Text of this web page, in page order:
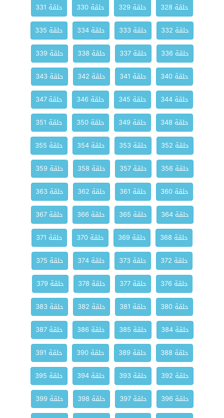
حلقة 328
حلقة 329 حلقة 330
حلقة 331
حلقة 332
حلقة 333 حلقة 334
حلقة 335
حلقة 336
حلقة 337 حلقة 338
حلقة 339
حلقة 340
حلقة 341 حلقة 342
حلقة 343
حلقة 344
حلقة 345 حلقة 346
حلقة 347
حلقة 348
حلقة 349 حلقة 350
حلقة 351
حلقة 352
حلقة 353 حلقة 354
حلقة 355
حلقة 356
حلقة 357 حلقة 358
حلقة 359
حلقة 360
حلقة 361 حلقة 362
حلقة 363
حلقة 364
حلقة 365 حلقة 366
حلقة 367
حلقة 368
حلقة 369 حلقة 370
حلقة 371
حلقة 372
حلقة 373 حلقة 374
حلقة 375
حلقة 376
حلقة 377 حلقة 378
حلقة 379
حلقة 380
حلقة 381 حلقة 382
حلقة 383
حلقة 384
حلقة 385 حلقة 386
حلقة 387
حلقة 388
حلقة 389 حلقة 390
حلقة 391
حلقة 392
حلقة 393 حلقة 394
حلقة 395
حلقة 396
حلقة 397 حلقة 398
حلقة 399